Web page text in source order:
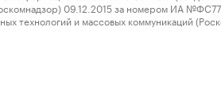
09.12.2015 за номером ИА
технологий и массовых коммуникаций